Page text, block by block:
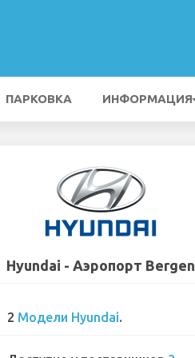
ПАРКОВКА ИНФОРМАЦИЯ
Hyundai - Аэропорт Bergen
2 Модели Hyundai.